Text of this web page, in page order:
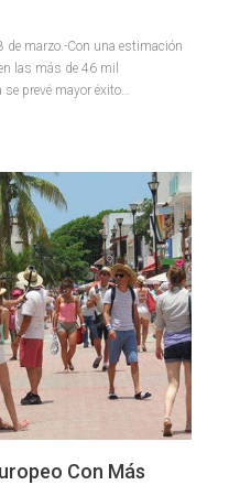
de marzo.-Con una estimación
las más de 46 mil
prevé mayor éxito…
Con Más